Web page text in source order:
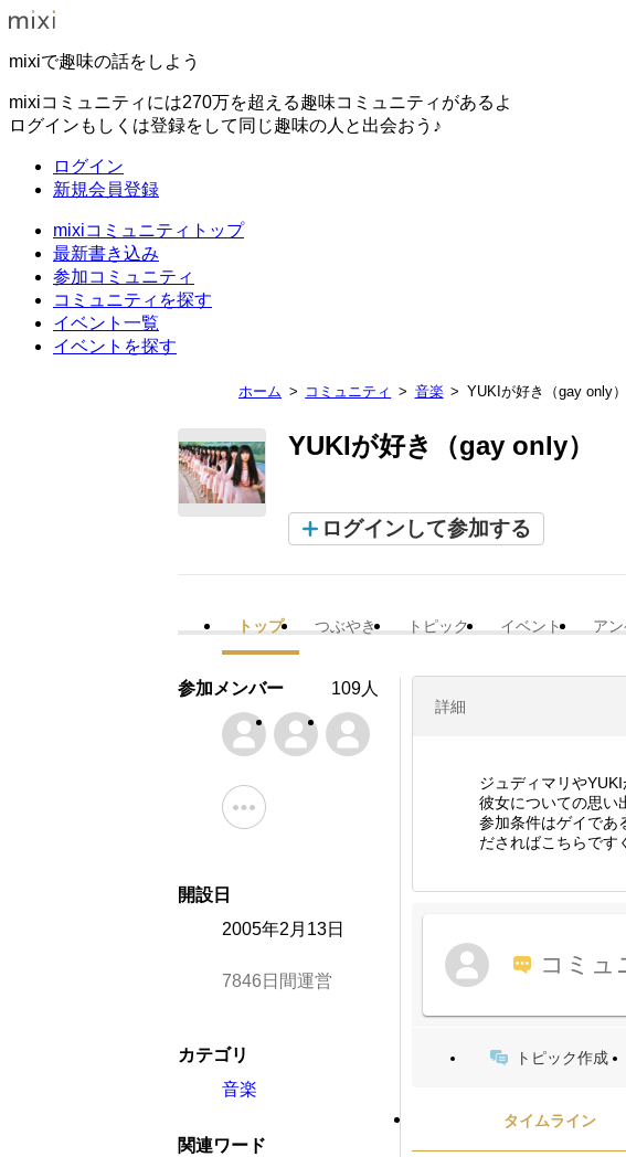
mixiで趣味の話をしよう
mixiコミュニティには270万を超える趣味コミュニティがあるよ
ログインもしくは登録をして同じ趣味の人と出会おう♪
ログイン
新規会員登録
mixiコミュニティトップ
最新書き込み
参加コミュニティ
コミュニティを探す
イベント一覧
イベントを探す
ホーム コミュニティ 音楽 YUKIが好き（gay only）
YUKIが好き（gay only）
ログインして参加する
トップ つぶやき トピック イベント ア
詳細
ジュディマリや
彼女についての思い
参加条件はゲイであ
ださればこちらです
コミュ
トピック作成
タイムライン
参加メンバー 109人
開設日
2005年2月13日
7846日間運営
カテゴリ
音楽
関連ワード